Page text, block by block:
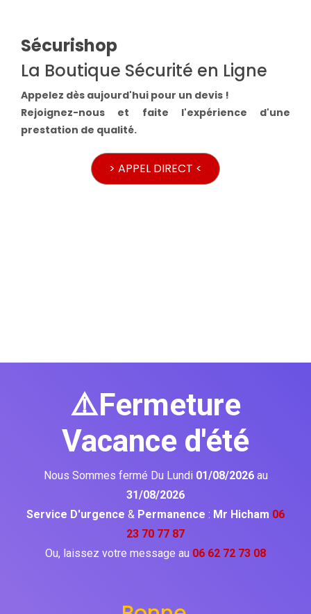
Sécurishop
La Boutique Sécurité en Ligne
Appelez dès aujourd'hui pour un devis !
Rejoignez-nous et faite l'expérience d'une
prestation de qualité.
> APPEL DIRECT <
⚠️Fermeture
Vacance d'été
Nous Sommes fermé Du Lundi 01/08/2026 au
31/08/2026
Service D'urgence & Permanence : Mr Hicham 06
23 70 77 87
Ou, laissez votre message au 06 62 72 73 08